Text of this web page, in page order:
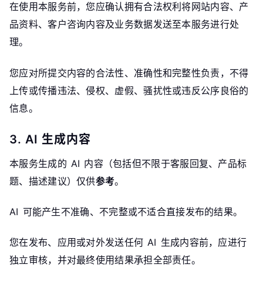
在使用本服务前，您应确认拥有合法权利将网站内容、产
品资料、客户咨询内容及业务数据发送至本服务进行处
理。
您应对所提交内容的合法性、准确性和完整性负责，不得
上传或传播违法、侵权、虚假、骚扰性或违反公序良俗的
信息。
3. AI 生成内容
本服务生成的 AI 内容（包括但不限于客服回复、产品标
题、描述建议）仅供参考。
AI 可能产生不准确、不完整或不适合直接发布的结果。
您在发布、应用或对外发送任何 AI 生成内容前，应进行
独立审核，并对最终使用结果承担全部责任。